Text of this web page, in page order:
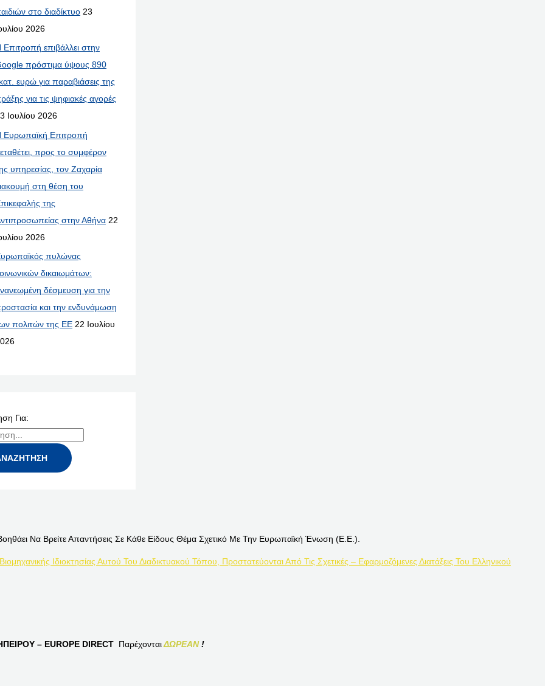
στο διαδίκτυο 23
2026
Επιτροπή επιβάλλει στην
πρόστιμα ύψους 890
ευρώ για παραβιάσεις της
για τις ψηφιακές αγορές
Ιουλίου 2026
Ευρωπαϊκή Επιτροπή
προς το συμφέρον
υπηρεσίας, τον Ζαχαρία
στη θέση του
της
στην Αθήνα 22
2026
πυλώνας
δικαιωμάτων:
δέσμευση για την
και την ενδυνάμωση
πολιτών της ΕΕ 22 Ιουλίου
Για:
Να Βρείτε Απαντήσεις Σε Κάθε Είδους Θέμα Σχετικό Με Την Ευρωπαϊκή Ένωση (Ε.Ε.).
Ιδιοκτησίας Αυτού Του Διαδικτυακού Τόπου, Προστατεύονται Από Τις Σχετικές – Εφαρμοζόμενες Διατάξεις Του Ελληνικού
– EUROPE DIRECT ΠαρέχονταιΔΩΡΕΑΝ!